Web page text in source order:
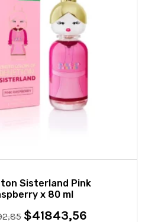
Sisterland Pink
x 80 ml
El
$41843,56